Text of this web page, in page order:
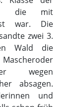
absagen.
und
schon früh
nach
ein. So
zu